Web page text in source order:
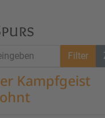
Filter
Kampfgeist